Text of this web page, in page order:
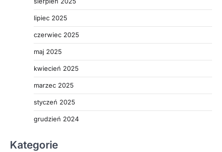
lipiec 2025
czerwiec 2025
maj 2025
kwiecień 2025
marzec 2025
styczeń 2025
grudzień 2024
Kategorie